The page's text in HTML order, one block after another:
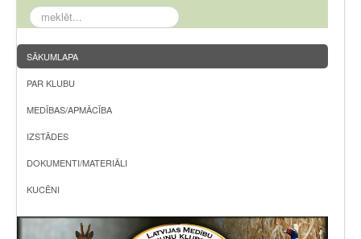
meklēt...
SĀKUMLAPA
PAR KLUBU
MEDĪBAS/APMĀCĪBA
IZSTĀDES
DOKUMENTI/MATERIĀLI
KUCĒNI